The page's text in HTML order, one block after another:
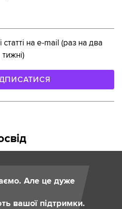
на e-mail (раз на два
тижні)
Але це дуже
вашої підтримки.